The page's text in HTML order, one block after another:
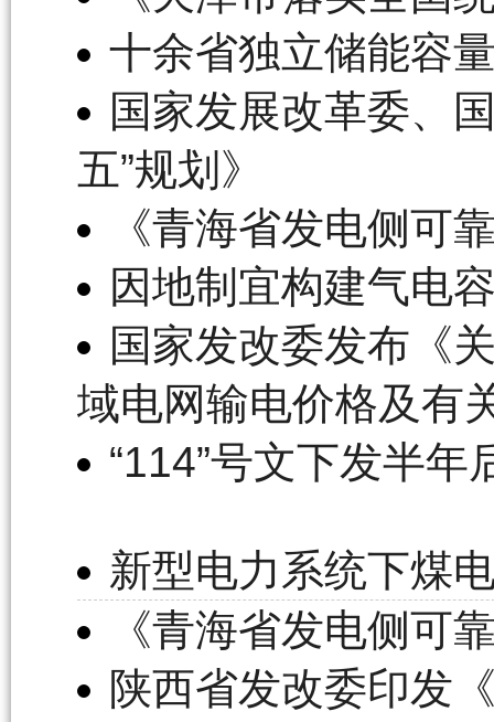
十余省独立储能容
国家发展改革委、
五”规划》
《青海省发电侧可
因地制宜构建气电
国家发改委发布《
域电网输电价格及有
“114”号文下发半
新型电力系统下煤
《青海省发电侧可
陕西省发改委印发